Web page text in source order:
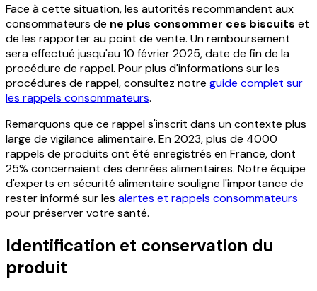
Face à cette situation, les autorités recommandent aux
consommateurs de ne plus consommer ces biscuits et
de les rapporter au point de vente. Un remboursement
sera effectué jusqu'au 10 février 2025, date de fin de la
procédure de rappel. Pour plus d'informations sur les
procédures de rappel, consultez notre guide complet sur
les rappels consommateurs.
Remarquons que ce rappel s'inscrit dans un contexte plus
large de vigilance alimentaire. En 2023, plus de 4000
rappels de produits ont été enregistrés en France, dont
25% concernaient des denrées alimentaires. Notre équipe
d'experts en sécurité alimentaire souligne l'importance de
rester informé sur les alertes et rappels consommateurs
pour préserver votre santé.
Identification et conservation du
produit